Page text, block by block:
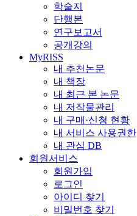
학술지
단행본
연구보고서
공개강의
MyRISS
내 추천논문
내 책장
내 최근 본 논문
내 저작물관리
내 구매·신청 현황
내 서비스 사용권한
내 관심 DB
회원서비스
회원가입
로그인
아이디 찾기
비밀번호 찾기